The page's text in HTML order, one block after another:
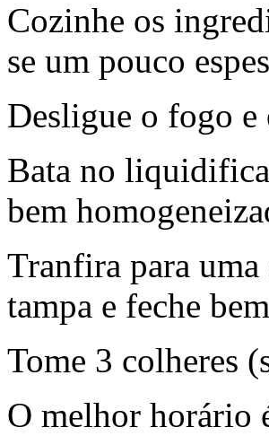
Cozinhe os
se um pouco
Desligue o fogo e
Bata no
bem
Tranfira para
tampa e feche
Tome 3 colheres
O melhor horário